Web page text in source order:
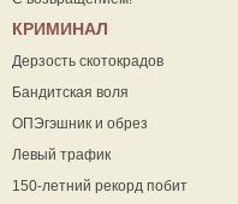
КРИМИНАЛ
Дерзость скотокрадов
Бандитская воля
ОПЭгэшник и обрез
Левый трафик
150-летний рекорд побит